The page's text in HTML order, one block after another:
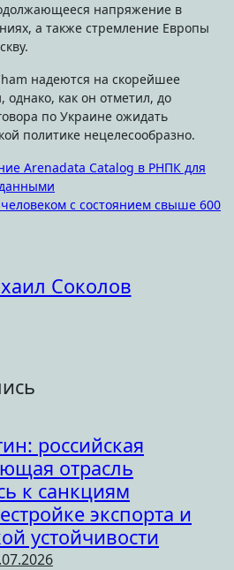
напряжение в
а также стремление Европы
надеются на скорейшее
однако, как он отметил, до
по Украине ожидать
политике нецелесообразно.
Arenadata Catalog в РНПК для
с состоянием свыше 600
Соколов
российская
отрасль
к санкциям
экспорта и
устойчивости